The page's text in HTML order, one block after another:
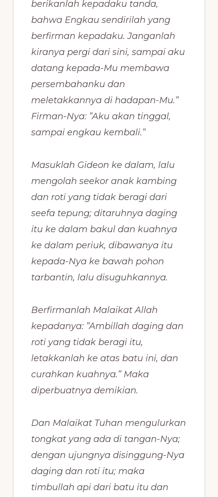
berikanlah kepadaku tanda,
bahwa Engkau sendirilah yang
berfirman kepadaku. Janganlah
kiranya pergi dari sini, sampai aku
datang kepada-Mu membawa
persembahanku dan
meletakkannya di hadapan-Mu.”
Firman-Nya: ”Aku akan tinggal,
sampai engkau kembali.”
Masuklah Gideon ke dalam, lalu
mengolah seekor anak kambing
dan roti yang tidak beragi dari
seefa tepung; ditaruhnya daging
itu ke dalam bakul dan kuahnya
ke dalam periuk, dibawanya itu
kepada-Nya ke bawah pohon
tarbantin, lalu disuguhkannya.
Berfirmanlah Malaikat Allah
kepadanya: ”Ambillah daging dan
roti yang tidak beragi itu,
letakkanlah ke atas batu ini, dan
curahkan kuahnya.” Maka
diperbuatnya demikian.
Dan Malaikat Tuhan mengulurkan
tongkat yang ada di tangan-Nya;
dengan ujungnya disinggung-Nya
daging dan roti itu; maka
timbullah api dari batu itu dan